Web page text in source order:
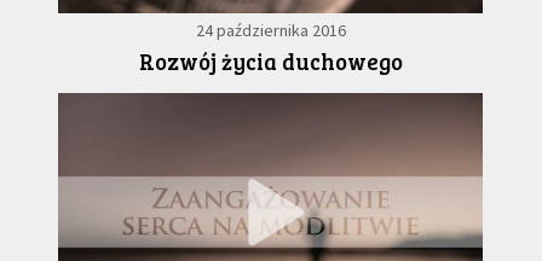
24 października 2016
Rozwój życia duchowego